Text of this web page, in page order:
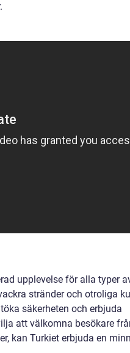
upplevelse för alla typer
stränder och otroliga
säkerheten och erbjuda
att välkomna besökare
kan Turkiet erbjuda en